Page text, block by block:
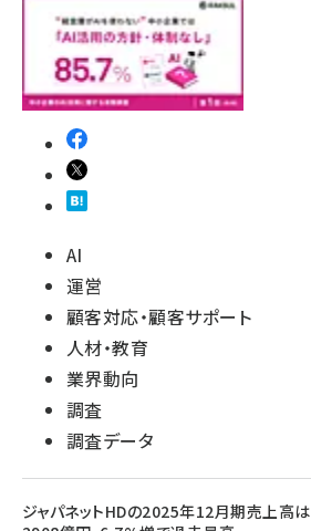
AI
運営
顧客対応・顧客サポート
人材・教育
業界動向
調査
調査データ
ジャパネットHDの2025年12月期売上高は